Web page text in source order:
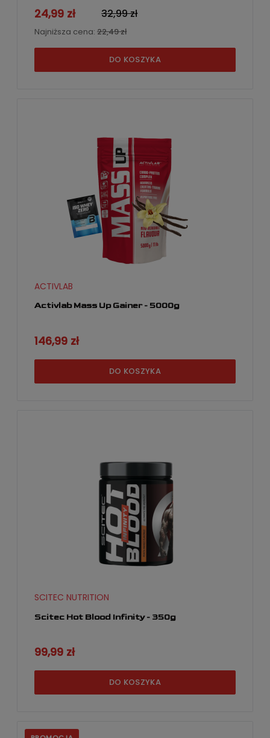
24,99 zł 32,99 zł
Najniższa cena: 22,49 zł
DO KOSZYKA
Activlab Mass Up Gainer - 5000g
ACTIVLAB
146,99 zł
DO KOSZYKA
Scitec Hot Blood Infinity - 350g
SCITEC NUTRITION
99,99 zł
DO KOSZYKA